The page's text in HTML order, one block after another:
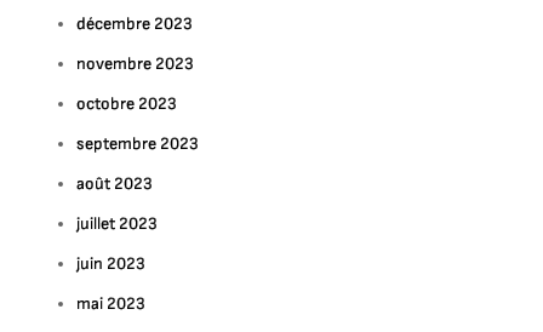
décembre 2023
novembre 2023
octobre 2023
septembre 2023
août 2023
juillet 2023
juin 2023
mai 2023